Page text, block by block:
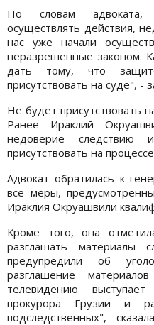
По словам адвоката,
осуществлять действия,
нас уже начали
неразрешенные законом.
дать тому, что
присутствовать на суде", -
Не будет присутствовать
Ранее Ираклий
недоверие
присутствовать на
Адвокат обратилась к
все меры,
Ираклия Окруашвили
Кроме того, она
разглашать материалы
предупредили об
разглашение
телевидению выступает
прокурора Грузии и
подследственных", -